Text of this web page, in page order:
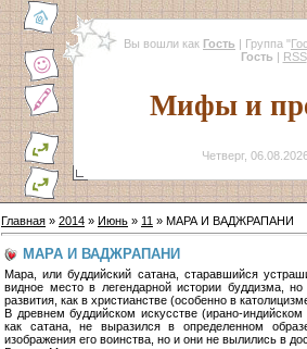
Вы вошли как Гость | Группа "
Гость | RSS
Мифы и
Четверг,
Главная » 2014 » Июнь » 11 » МАРА И ВАДЖРАПАНИ
МАРА И ВАДЖРАПАНИ
Мара, или буддийский сатана, старавшийся
видное место в легендарной истории буддизма,
развития, как в христианстве (особенно в
В древнем буддийском искусстве (ирано-
как сатана, не выразился в определенном
изображения его воинства, но и они не вылились в